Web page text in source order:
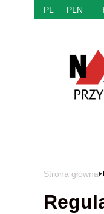
PL PLN
Strona główna